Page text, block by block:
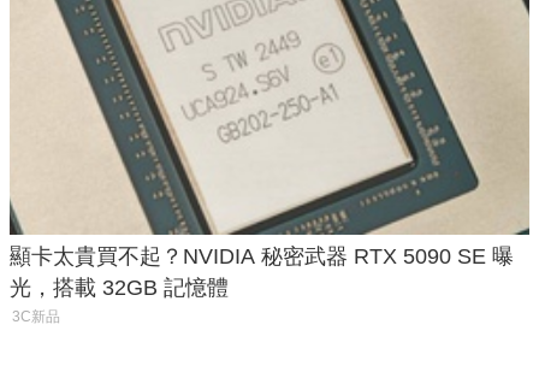
顯卡太貴買不起？NVIDIA 秘密武器 RTX 5090 SE 曝
光，搭載 32GB 記憶體
3C新品